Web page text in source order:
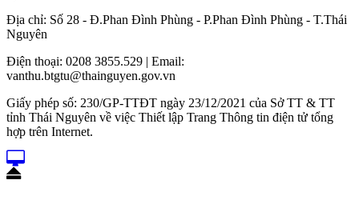
Địa chỉ: Số 28 - Đ.Phan Đình Phùng - P.Phan Đình Phùng - T.Thái
Nguyên
Điện thoại: 0208 3855.529 | Email:
vanthu.btgtu@thainguyen.gov.vn
Giấy phép số: 230/GP-TTĐT ngày 23/12/2021 của Sở TT & TT
tỉnh Thái Nguyên về việc Thiết lập Trang Thông tin điện tử tổng
hợp trên Internet.